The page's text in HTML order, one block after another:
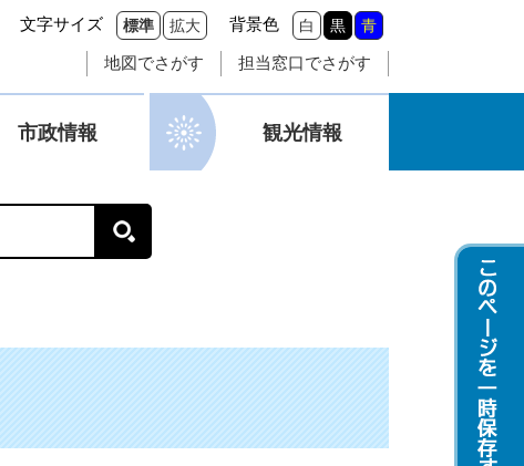
文字サイズ 標準 拡大 背景色 白 黒 青
地図でさがす 担当窓口でさがす
市政情報 観光情報